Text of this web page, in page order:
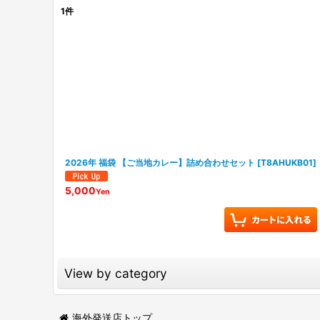
1件
2026年 福袋 【ご当地カレー】詰め合わせセット [T8AHUKB01]
5,000Yen
View by category
レトルト食品 (全商品)
海外発送店トップ